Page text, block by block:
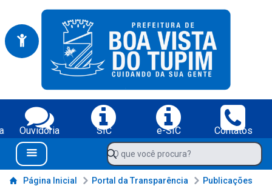
Portal da Prefeitura Municipal de Boa Vista do Tupim-BA
Serviços da Prefeitura Municipal de Boa Vista do Tupim-BA;
Ouvidoria SIC e-SIC
Contatos
Navegue pelo portal da Prefeitura de Boa Vista do Tupim-BA
Menu Bar
O que você procura?
Conteúdo da Prefeitura de Boa Vista do Tupim-BA
Página Inicial Portal da Transparência
Publicações